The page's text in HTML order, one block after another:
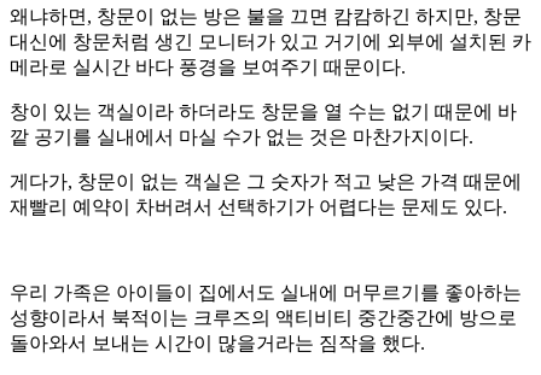
왜냐하면, 창문이 없는 방은 불을 끄면 캄캄하긴 하지만, 창문
대신에 창문처럼 생긴 모니터가 있고 거기에 외부에 설치된 카
메라로 실시간 바다 풍경을 보여주기 때문이다.
창이 있는 객실이라 하더라도 창문을 열 수는 없기 때문에 바
깥 공기를 실내에서 마실 수가 없는 것은 마찬가지이다.
게다가, 창문이 없는 객실은 그 숫자가 적고 낮은 가격 때문에
재빨리 예약이 차버려서 선택하기가 어렵다는 문제도 있다.
우리 가족은 아이들이 집에서도 실내에 머무르기를 좋아하는
성향이라서 북적이는 크루즈의 액티비티 중간중간에 방으로
돌아와서 보내는 시간이 많을거라는 짐작을 했다.